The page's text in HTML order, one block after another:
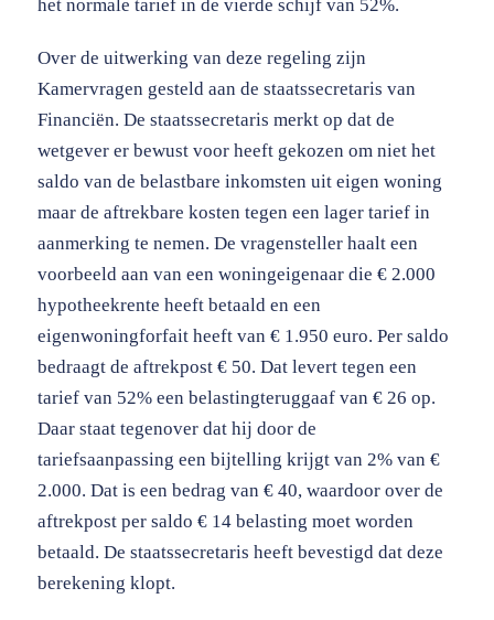
het normale tarief in de vierde schijf van 52%.
Over de uitwerking van deze regeling zijn
Kamervragen gesteld aan de staatssecretaris van
Financiën. De staatssecretaris merkt op dat de
wetgever er bewust voor heeft gekozen om niet het
saldo van de belastbare inkomsten uit eigen woning
maar de aftrekbare kosten tegen een lager tarief in
aanmerking te nemen. De vragensteller haalt een
voorbeeld aan van een woningeigenaar die € 2.000
hypotheekrente heeft betaald en een
eigenwoningforfait heeft van € 1.950 euro. Per saldo
bedraagt de aftrekpost € 50. Dat levert tegen een
tarief van 52% een belastingteruggaaf van € 26 op.
Daar staat tegenover dat hij door de
tariefsaanpassing een bijtelling krijgt van 2% van €
2.000. Dat is een bedrag van € 40, waardoor over de
aftrekpost per saldo € 14 belasting moet worden
betaald. De staatssecretaris heeft bevestigd dat deze
berekening klopt.